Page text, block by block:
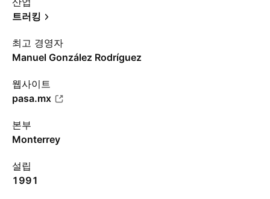
트러킹
최고 경영자
Manuel González Rodríguez
웹사이트
pasa.mx
본부
Monterrey
설립
1991